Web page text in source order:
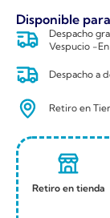
Disponible
Despacho
Vespucio -
Despacho a
Retiro en
Retiro en tienda